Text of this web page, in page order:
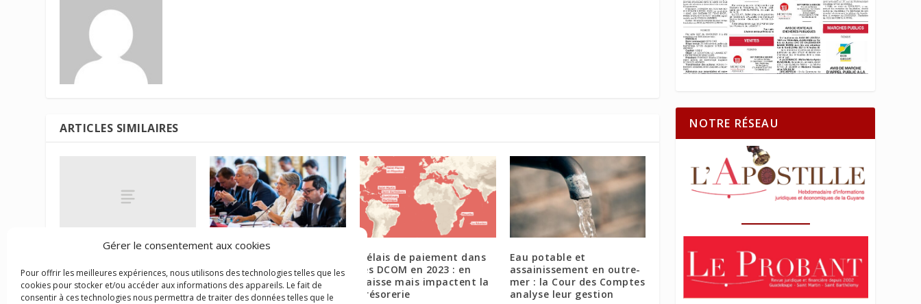
Gérer le consentement aux cookies
Pour offrir les meilleures expériences, nous utilisons des technologies telles que les
cookies pour stocker et/ou accéder aux informations des appareils. Le fait de
consentir à ces technologies nous permettra de traiter des données telles que le
ARTICLES SIMILAIRES
moins rentables que les
PME hexagonales
1 août 2025
améliorer l’économie et le
quotidien des ultramarins
21 juillet 2023
Délais de paiement dans
les DCOM en 2023 : en
baisse mais impactent la
trésorerie
Eau potable et
assainissement en outre-
mer : la Cour des Comptes
analyse leur gestion
NOTRE RÉSEAU